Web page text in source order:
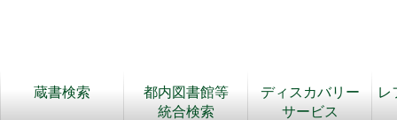
蔵書検索
都内図書館等
統合検索
ディスカバリー
サービス
レ